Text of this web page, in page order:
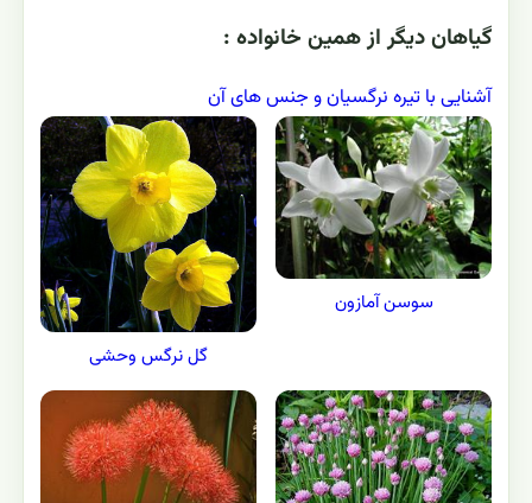
گياهان ديگر از همين خانواده :
آشنایی با تیره نرگسیان و جنس های آن
سوسن آمازون
گل نرگس وحشی